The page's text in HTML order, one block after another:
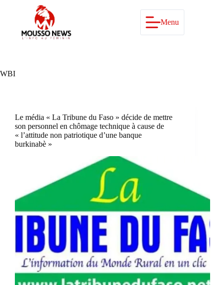
Menu
WBI
Le média « La Tribune du Faso » décide de mettre
son personnel en chômage technique à cause de
« l’attitude non patriotique d’une banque
burkinabè »